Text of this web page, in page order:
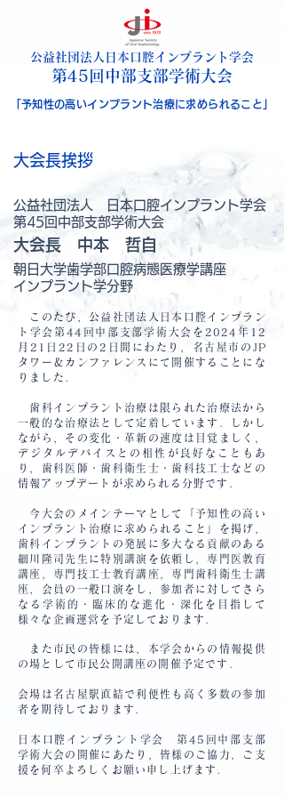
公益社団法人日本口腔インプラント学会
​第45回中部支部学術大会
「予知性の高いインプラント治療に求められること」
大会長挨拶
公益社団法人 日本口腔インプラント学会
第45回中部支部学術大会
大会長 中本 哲自
朝日大学歯学部口腔病態医療学講座
インプラント学分野
このたび，公益社団法人日本口腔インプラン
ト学会第44回中部支部学術大会を2024年12
月21日22日の2日間にわたり，名古屋市のJP
タワー＆カンファレンスにて開催することにな
りました．
歯科インプラント治療は限られた治療法から
一般的な治療法として定着しています．しかし
ながら，その変化・革新の速度は目覚ましく，
デジタルデバイスとの相性が良好なこともあ
り，歯科医師・歯科衛生士・歯科技工士などの
情報アップデートが求められる分野です．
今大会のメインテーマとして「予知性の高い
インプラント治療に求められること」を掲げ，
歯科インプラントの発展に多大なる貢献のある
細川隆司先生に特別講演を依頼し，専門医教育
講座，専門技工士教育講座，専門歯科衛生士講
座，会員の一般口演をし，参加者に対してさら
なる学術的・臨床的な進化・深化を目指して
様々な企画運営を予定しております．
また市民の皆様には，本学会からの情報提供
の場として市民公開講座の開催予定です．
会場は名古屋駅直結で利便性も高く多数の参加
者を期待しております．
日本口腔インプラント学会 第45回中部支部
学術大会の開催にあたり，皆様のご協力，ご支
援を何卒よろしくお願い申し上げます．